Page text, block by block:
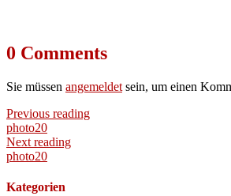
0 Comments
Sie müssen angemeldet sein, um einen
Previous reading
photo20
Next reading
photo20
Kategorien